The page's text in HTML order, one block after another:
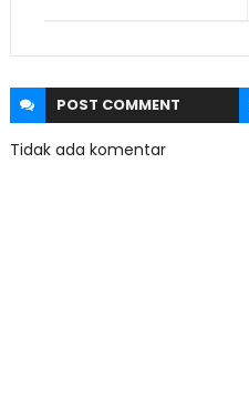
POST COMMENT
Tidak ada komentar